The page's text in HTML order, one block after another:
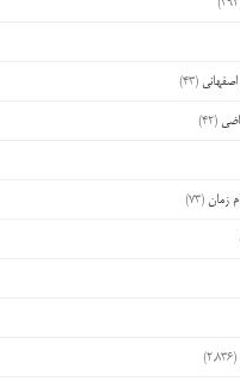
(43)
(42)
زمان(73)
(2,836)